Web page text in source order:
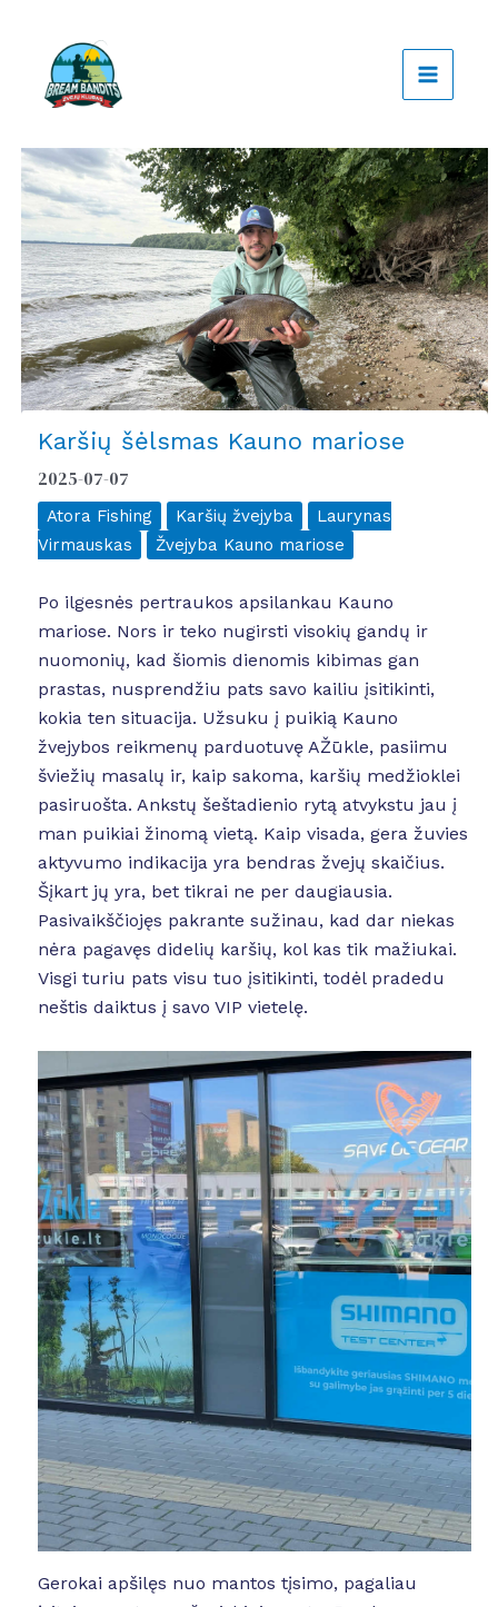
turinio
Karšių šėlsmas Kauno mariose
2025-07-07
Atora Fishing Karšių žvejyba
Laurynas
Virmauskas
Žvejyba Kauno mariose
Po ilgesnės pertraukos apsilankau Kauno
mariose. Nors ir teko nugirsti visokių gandų ir
nuomonių, kad šiomis dienomis kibimas gan
prastas, nusprendžiu pats savo kailiu įsitikinti,
kokia ten situacija. Užsuku į puikią Kauno
žvejybos reikmenų parduotuvę AŽūkle, pasiimu
šviežių masalų ir, kaip sakoma, karšių medžioklei
pasiruošta. Ankstų šeštadienio rytą atvykstu jau į
man puikiai žinomą vietą. Kaip visada, gera žuvies
aktyvumo indikacija yra bendras žvejų skaičius.
Šįkart jų yra, bet tikrai ne per daugiausia.
Pasivaikščiojęs pakrante sužinau, kad dar niekas
nėra pagavęs didelių karšių, kol kas tik mažiukai.
Visgi turiu pats visu tuo įsitikinti, todėl pradedu
neštis daiktus į savo VIP vietelę.
Gerokai apšilęs nuo mantos tįsimo, pagaliau